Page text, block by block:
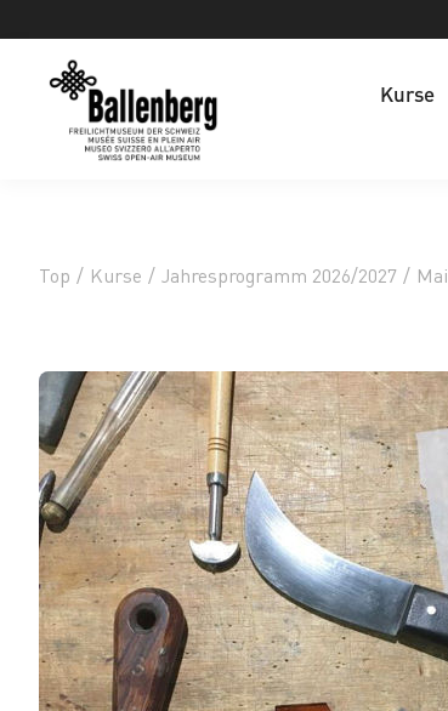
Kurse
Top / Kurse / Jahresprogramm 2026/2027 / Mai